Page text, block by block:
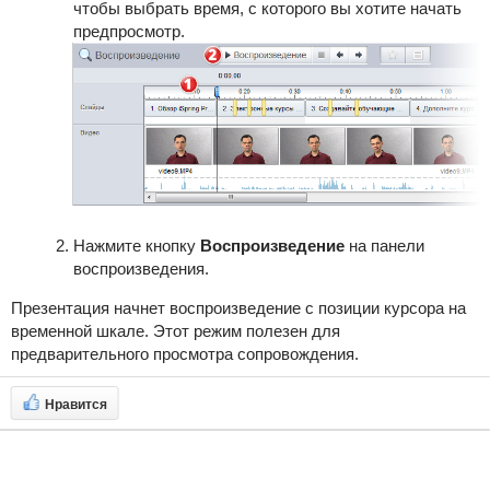
чтобы выбрать время, с которого вы хотите начать
предпросмотр.
Нажмите кнопку Воспроизведениена панели
воспроизведения.
Презентация начнет воспроизведение с позиции курсора на
временной шкале. Этот режим полезен для
предварительного просмотра сопровождения.
Нравится